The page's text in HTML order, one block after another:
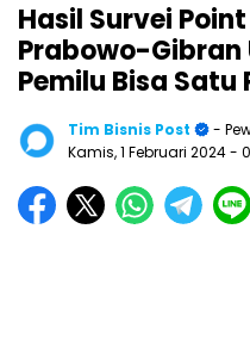
Hasil Survei
Prabowo-Gibran
Pemilu Bisa Satu
Tim Bisnis Post
-
Kamis, 1 Februari 2024-